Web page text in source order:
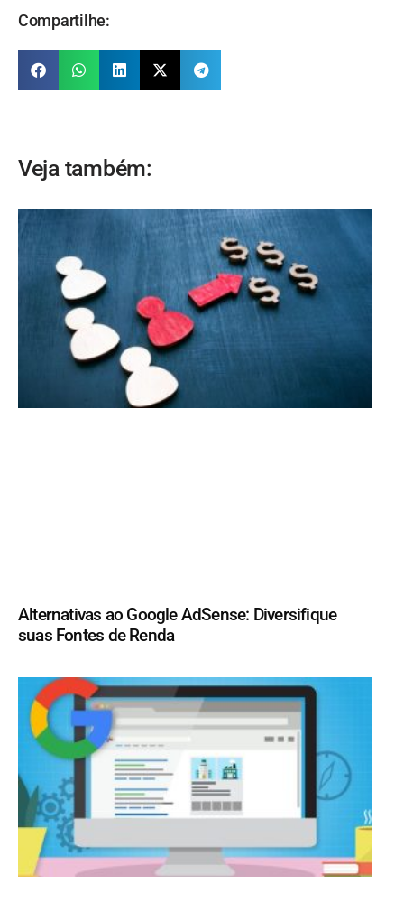
Compartilhe:
Veja também:
Alternativas ao Google AdSense: Diversifique
suas Fontes de Renda